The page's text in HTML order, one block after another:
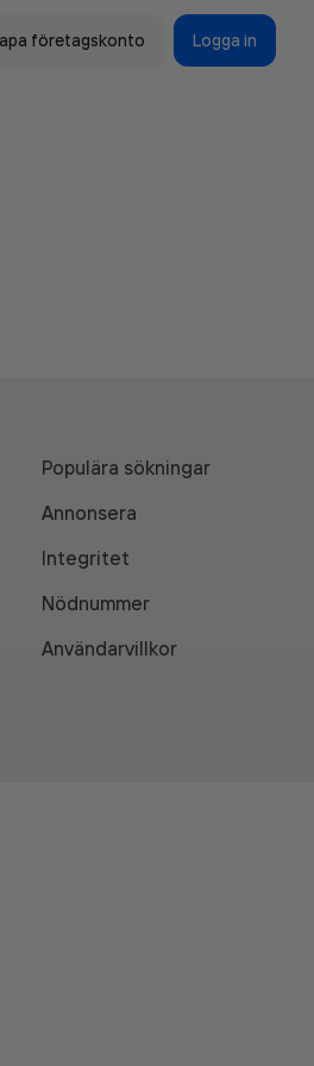
företagskonto Logga in
Populära sökningar
Annonsera
Integritet
Nödnummer
Användarvillkor